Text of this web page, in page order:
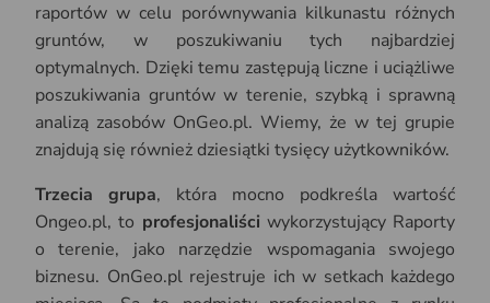
raportów w celu porównywania kilkunastu różnych
gruntów, w poszukiwaniu tych najbardziej
optymalnych. Dzięki temu zastępują liczne i uciążliwe
poszukiwania gruntów w terenie, szybką i sprawną
analizą zasobów OnGeo.pl. Wiemy, że w tej grupie
znajdują się również dziesiątki tysięcy użytkowników.
Trzecia grupa, która mocno podkreśla wartość
Ongeo.pl, to profesjonaliści wykorzystujący Raporty
o terenie, jako narzędzie wspomagania swojego
biznesu. OnGeo.pl rejestruje ich w setkach każdego